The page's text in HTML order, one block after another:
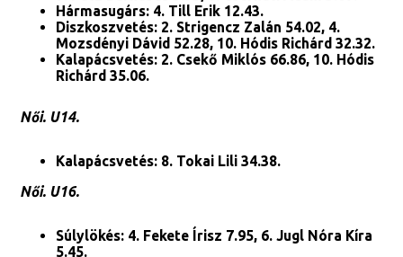
Hármasugárs: 4. Till Erik 12.43.
Diszkoszvetés: 2. Strigencz Zalán 54.02, 4.
Mozsdényi Dávid 52.28, 10. Hódis Richárd 32.32.
Kalapácsvetés: 2. Csekő Miklós 66.86, 10. Hódis
Richárd 35.06.
Női. U14.
Kalapácsvetés: 8. Tokai Lili 34.38.
Női. U16.
Súlylökés: 4. Fekete Írisz 7.95, 6. Jugl Nóra Kíra
5.45.